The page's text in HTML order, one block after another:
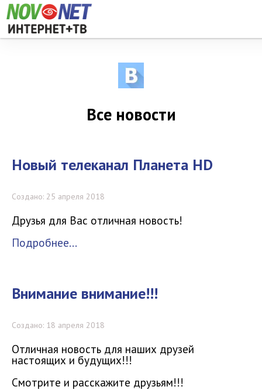
Все новости
Новый телеканал Планета HD
Создано: 25 апреля 2018
Друзья для Вас отличная новость!
Подробнее...
Внимание внимание!!!
Создано: 18 апреля 2018
Отличная новость для наших друзей
настоящих и будущих!!!
Смотрите и расскажите друзьям!!!